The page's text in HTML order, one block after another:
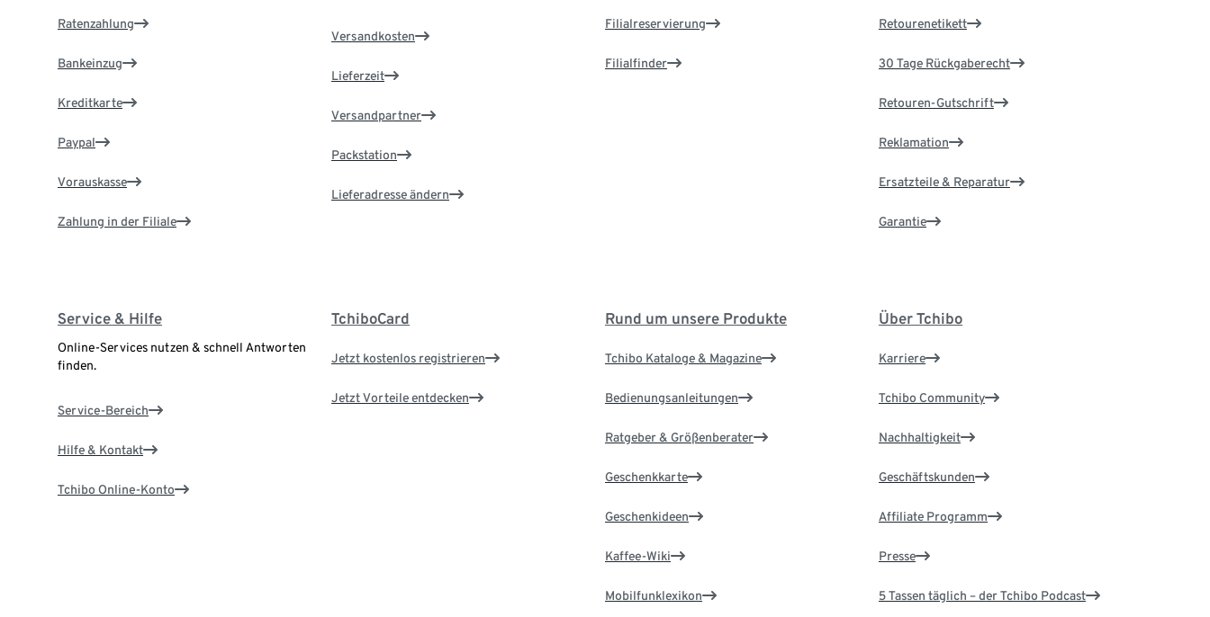
Ratenzahlung
Bankeinzug
Kreditkarte
Paypal
Vorauskasse
Zahlung in der Filiale
Versandkosten
Lieferzeit
Versandpartner
Packstation
Lieferadresse ändern
Filialreservierung
Filialfinder
Retourenetikett
30 Tage Rückgaberecht
Retouren-Gutschrift
Reklamation
Ersatzteile & Reparatur
Garantie
Service & Hilfe
Online-Services nutzen & schnell Antworten
finden.
Service-Bereich
Hilfe & Kontakt
Tchibo Online-Konto
TchiboCard
Jetzt kostenlos registrieren
Jetzt Vorteile entdecken
Rund um unsere Produkte
Tchibo Kataloge & Magazine
Bedienungsanleitungen
Ratgeber & Größenberater
Geschenkkarte
Geschenkideen
Kaffee-Wiki
Mobilfunklexikon
Über Tchibo
Karriere
Tchibo Community
Nachhaltigkeit
Geschäftskunden
Affiliate Programm
Presse
5 Tassen täglich – der Tchibo Podcast